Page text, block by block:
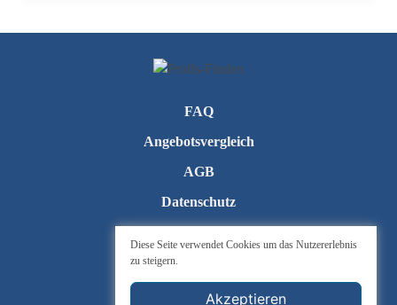
FAQ
Angebotsvergleich
AGB
Datenschutz
Impressum
Cookie-Einstellungen
Diese Seite verwendet Cookies um das Nutzererlebnis
zu steigern.
Akzeptieren